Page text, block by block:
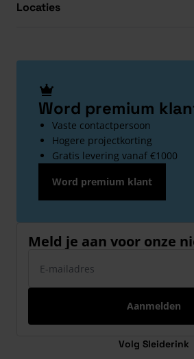
Locaties
Word premium
Vaste contactpersoon
Hogere projectkorting
Gratis levering vanaf €1000
Word premium klant
Meld je aan voor onze
Aanmelden
Volg Sleiderink